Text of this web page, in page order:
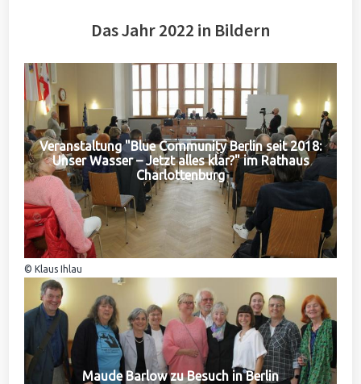
Das Jahr 2022 in Bildern
Veranstaltung "Blue Community Berlin seit 2018:
Unser Wasser – Jetzt alles klar?" im Rathaus
Charlottenburg
© Klaus Ihlau
Maude Barlow zu Besuch in Berlin